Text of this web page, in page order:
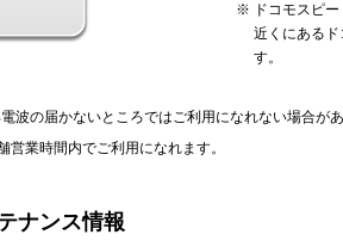
ドコモスピ
近くにあるド
す。
波の届かないところではご利用になれない場合があ
営業時間内でご利用になれます。
ナンス情報